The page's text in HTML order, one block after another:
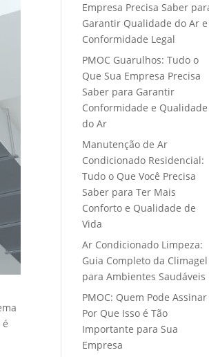
Empresa Precisa Saber
Garantir Qualidade do Ar e
Conformidade Legal
PMOC Guarulhos: Tudo o
Que Sua Empresa Precisa
Saber para Garantir
Conformidade e Qualidade
do Ar
Manutenção de Ar
Condicionado Residencial:
Tudo o Que Você Precisa
Saber para Ter Mais
Conforto e Qualidade de
Vida
Ar Condicionado Limpeza:
Guia Completo da Climagel
para Ambientes Saudáveis
PMOC: Quem Pode Assinar
Por Que Isso é Tão
Importante para Sua
Empresa